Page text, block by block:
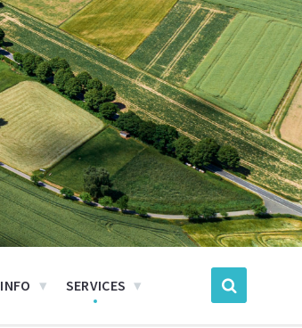
INFO SERVICES